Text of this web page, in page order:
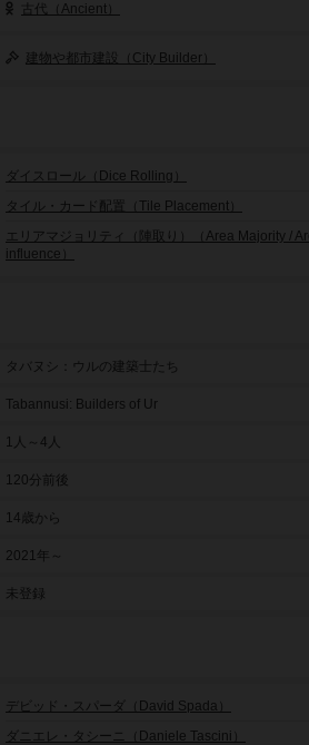
古代（Ancient）
建物や都市建設（City Builder）
ダイスロール（Dice Rolling）
タイル・カード配置（Tile Placement）
エリアマジョリティ（陣取り）（Area Majority /
influence）
タバヌシ：ウルの建築士たち
Tabannusi: Builders of Ur
1人～4人
120分前後
14歳から
2021年～
未登録
デビッド・スパーダ（David Spada）
ダニエレ・タシーニ（Daniele Tascini）